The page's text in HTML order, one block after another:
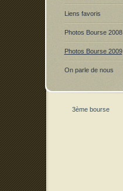
Liens favoris
Photos Bourse 2008
Photos Bourse 2009
On parle de nous
3ème bourse